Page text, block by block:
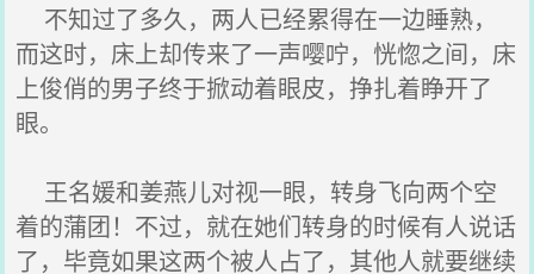
不知过了多久，两人已经累得在一边睡熟，
而这时，床上却传来了一声嘤咛，恍惚之间，床
上俊俏的男子终于掀动着眼皮，挣扎着睁开了
眼。
王名媛和姜燕儿对视一眼，转身飞向两个空
着的蒲团！不过，就在她们转身的时候有人说话
了，毕竟如果这两个被人占了，其他人就要继续